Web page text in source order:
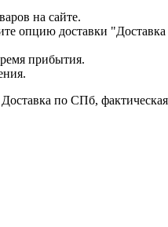
на сайте.
опцию доставки
прибытия.
по СПб,